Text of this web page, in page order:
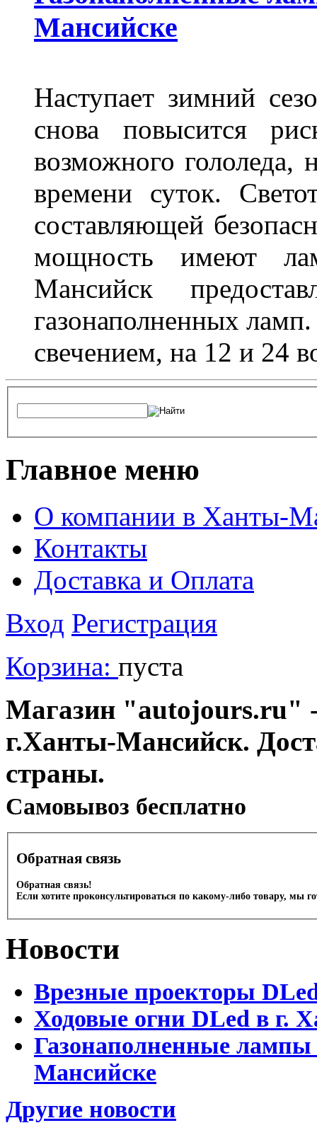
Мансийске
Наступает зимний
снова повысится
возможного гололеда,
времени суток.
составляющей
мощность имеют
Мансийск
газонаполненных
свечением, на 12 и 24
Главное меню
О компании в Ханты-
Контакты
Доставка и Оплата
Вход Регистрация
Корзина: пуста
Магазин "autojours.ru" -
г.Ханты-Мансийск.
страны.
Cамовывоз бесплатно
Обратная связь
Обратная связь!
Если хотите проконсультироваться по какому-либо товару, мы
Новости
Врезные проекторы
Ходовые огни DLed в г.
Газонаполненные
Мансийске
Другие новости